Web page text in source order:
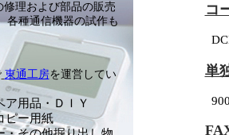
理および部品の販売
各種通信機器の試作も
東通工房を運営してい
用品・ＤＩＹ
ー用紙
コ
単
900P ハ